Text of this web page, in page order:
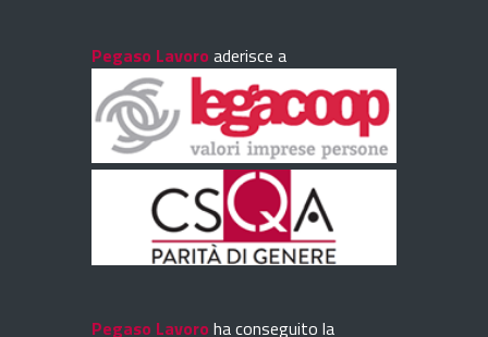
Pegaso Lavoro aderisce a
Pegaso Lavoro ha conseguito la